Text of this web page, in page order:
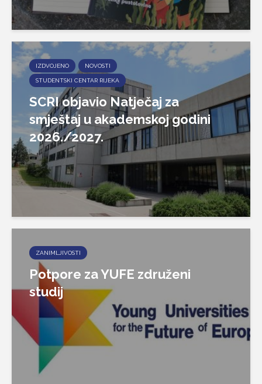
IZDVOJENO NOVOSTI
STUDENTSKI CENTAR RIJEKA
SCRI objavio Natječaj za
smještaj u akademskoj godini
2026./2027.
ZANIMLJIVOSTI
Potpore za YUFE združeni
studij